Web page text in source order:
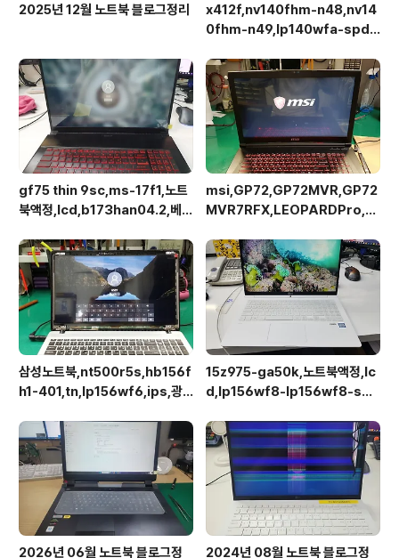
2025년 12월 노트북 블로그정리
x412f,nv140fhm-n48,nv14
0fhm-n49,lp140wfa-spd1,
gf75 thin 9sc,ms-17f1,노트
북액정,lcd,b173han04.2,베젤
msi,GP72,GP72MVR,GP72
MVR7RFX,LEOPARDPro,N
eDP,액정교체
삼성노트북,nt500r5s,hb156f
h1-401,tn,lp156wf6,ips,광
15z975-ga50k,노트북액정,lc
d,lp156wf8-lp156wf8-spa
2026년 06월 노트북 블로그정 2024년 08월 노트북 블로그정